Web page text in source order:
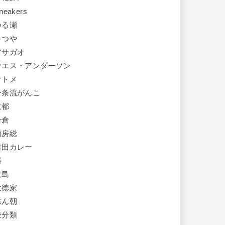
る瀬
つや
サガオ
エス・アンダーソン
メ
条流がんこ
都
房総
田カレー
徳家
ん朝
分類